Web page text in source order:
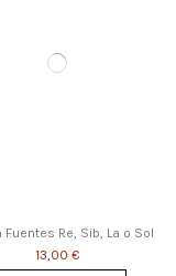
Fuentes Re, Sib, La o Sol
13,00 €